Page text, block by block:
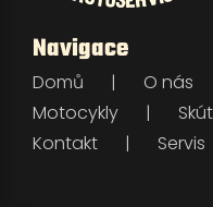
Navigace
Domů O nás
Motocykly
Kontakt
Servis